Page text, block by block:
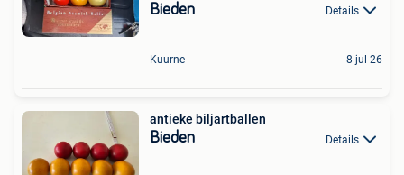
Bieden Details
Kuurne 8 jul 26
antieke biljartballen
Bieden Details